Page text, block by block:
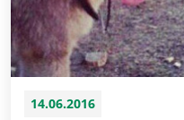
14.06.2016